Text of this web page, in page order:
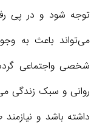
توجه شود و در پی
می‌تواند باعث به
شخصی واجتماعی
روانی و سبک زندگی
داشته باشد و